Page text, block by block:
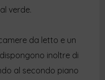
verde.
da letto e un
inoltre di
al secondo piano